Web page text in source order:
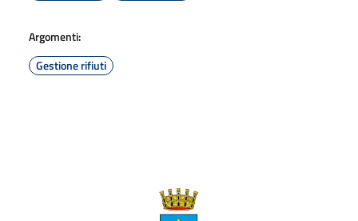
Argomenti:
Gestione rifiuti